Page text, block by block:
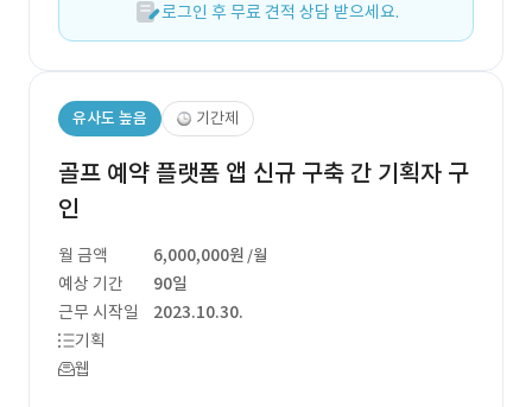
로그인 후 무료 견적 상담 받으세요.
유사도 높음 기간제
골프 예약 플랫폼 앱 신규 구축 간 기획자 구
인
월 금액 6,000,000원 /월
예상 기간
90일
근무 시작일
2023.10.30.
기획
웹